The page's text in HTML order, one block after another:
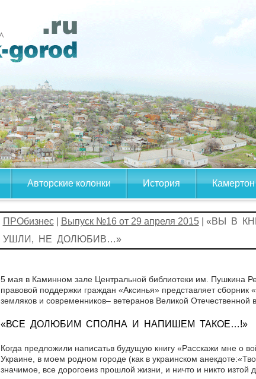
Авторские колонки История Камертон
ПРОбизнес| Выпуск №16 от 29 апреля 2015| «ВЫ В
УШЛИ, НЕ ДОЛЮБИВ…»
5 мая в Каминном зале Центральной библиотеки им. Пушкина
правовой поддержки граждан «Аксинья» представляет
земляков и современников– ветеранов Великой Отечественной
«ВСЕ ДОЛЮБИМ СПОЛНА И НАПИШЕМ ТАКОЕ…!»
Когда предложили написатьв будущую книгу «Расскажи мне о
Украине, в моем родном городе (как в украинском
значимое, все дорогоеиз прошлой жизни, и ничто и никто изтой